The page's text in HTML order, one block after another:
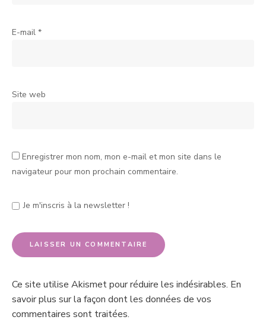
E-mail *
Site web
Enregistrer mon nom, mon e-mail et mon site dans le
navigateur pour mon prochain commentaire.
Je m'inscris à la newsletter !
Ce site utilise Akismet pour réduire les indésirables. En
savoir plus sur la façon dont les données de vos
commentaires sont traitées.